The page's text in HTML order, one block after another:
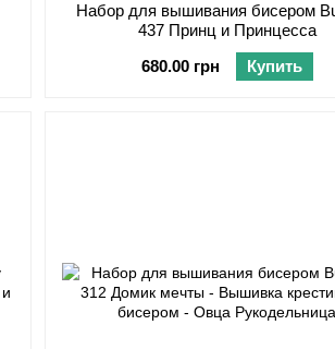
Набор для вышивания бисером
437 Принц и Принцесса
680.00 грн
Купить